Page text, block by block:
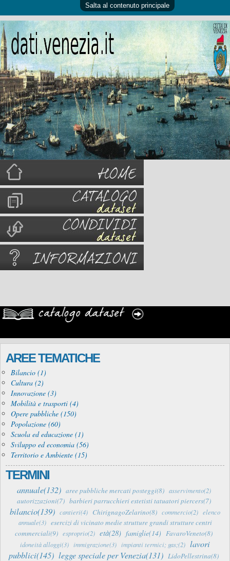
Salta al contenuto principale
AREE TEMATICHE
Bilancio (1)
Cultura (2)
Innovazione (3)
Mobilità e trasporti (4)
Opere pubbliche (150)
Popolazione (60)
Scuola ed educazione (1)
Sviluppo ed economia (56)
Territorio e Ambiente (15)
TERMINI
annuale(132) aree pubbliche mercati posteggi(8) asservimento(2)
autorizzazioni(7) barbieri parrucchieri estetisti tatuatori piercers(7)
bilancio(139) cantieri(4) ChirignagoZelarino(8) commercio(2) elenco
annuale(3) esercizi di vicinato medie strutture grandi strutture centri
commerciali(9) esproprio(2) età(28) famiglie(14) FavaroVeneto(8)
idoneità alloggi(3) immigrazione(3) impianti termici; gas;(2) lavori
pubblici(145) legge speciale per Venezia(131) LidoPellestrina(8)